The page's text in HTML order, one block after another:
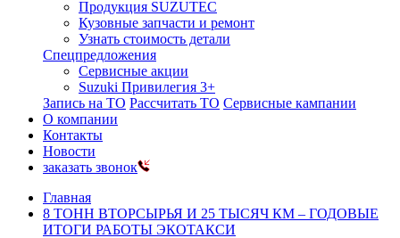
Продукция SUZUTEC
Кузовные запчасти и ремонт
Узнать стоимость детали
Спецпредложения
Сервисные акции
Suzuki Привилегия 3+
Запись на ТО Рассчитать ТО Сервисные кампании
О компании
Контакты
Новости
заказать звонок
Главная
8 ТОНН ВТОРСЫРЬЯ И 25 ТЫСЯЧ КМ – ГОДОВЫЕ
ИТОГИ РАБОТЫ ЭКОТАКСИ